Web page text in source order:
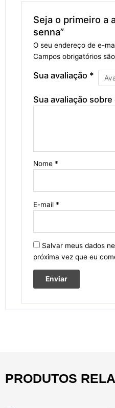
Seja o primeiro a
senna”
O seu endereço de e-
Campos obrigatórios
Sua avaliação *
Sua avaliação
Nome *
E-mail *
Salvar meus dados
próxima vez que eu
PRODUTOS